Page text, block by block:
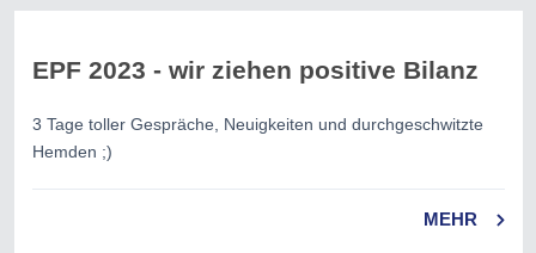
EPF 2023 - wir ziehen positive Bilanz
3 Tage toller Gespräche, Neuigkeiten und durchgeschwitzte
Hemden ;)
MEHR